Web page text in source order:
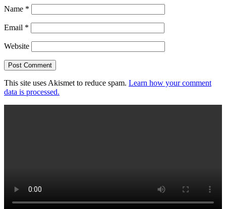
Name *
Email *
Website
This site uses Akismet to reduce spam. Learn how your comment
data is processed.